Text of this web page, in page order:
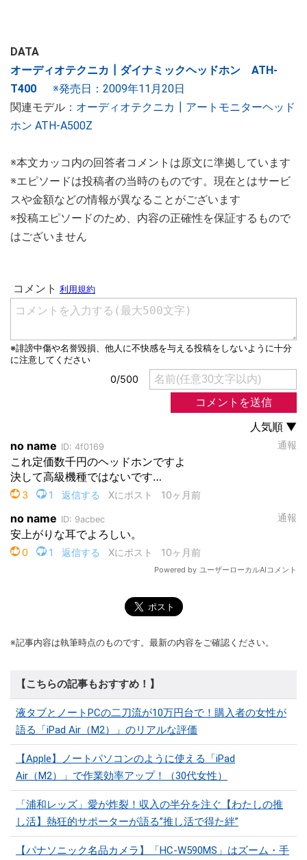
DATA
オーディオテクニカ┃ダイナミックヘッドホン ATH-
T400
※発売日：2009年11月20日
関連モデル ： オーディオテクニカ┃アートモニターヘッド
ホン ATH-A500Z
※本文カッコ内の回答者コメントは原文に準拠しています
※エピソードは投稿者の当時のものです。現在とはサービ
スや金額などの情報が異なることがございます
※投稿エピソードのため、内容の正確性を保証するもので
はございません
※記事内容は執筆時点のものです。最新の内容をご確認ください。
【こちらの記事もおすすめ！】
液タブとノートPCの二刀流が10万円台で！購入者の女性が
語る「iPad Air（M2）」のリアルな評価
【Apple】ノートパソコンのように使える「iPad
Air（M2）」で作業効率アップ！（30代女性）
「浦和レッズ」愛が炸裂！収入の半分を注ぐ【わたしの推
し活】熱狂的サポーターが語る”推し活で得た絆”
【パナソニック名品カメラ】「HC-W590MS」はズーム・手